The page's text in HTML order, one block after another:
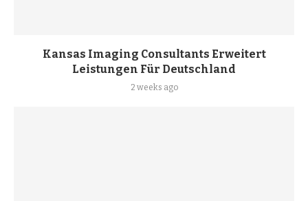
Kansas Imaging Consultants Erweitert
Leistungen Für Deutschland
2 weeks ago